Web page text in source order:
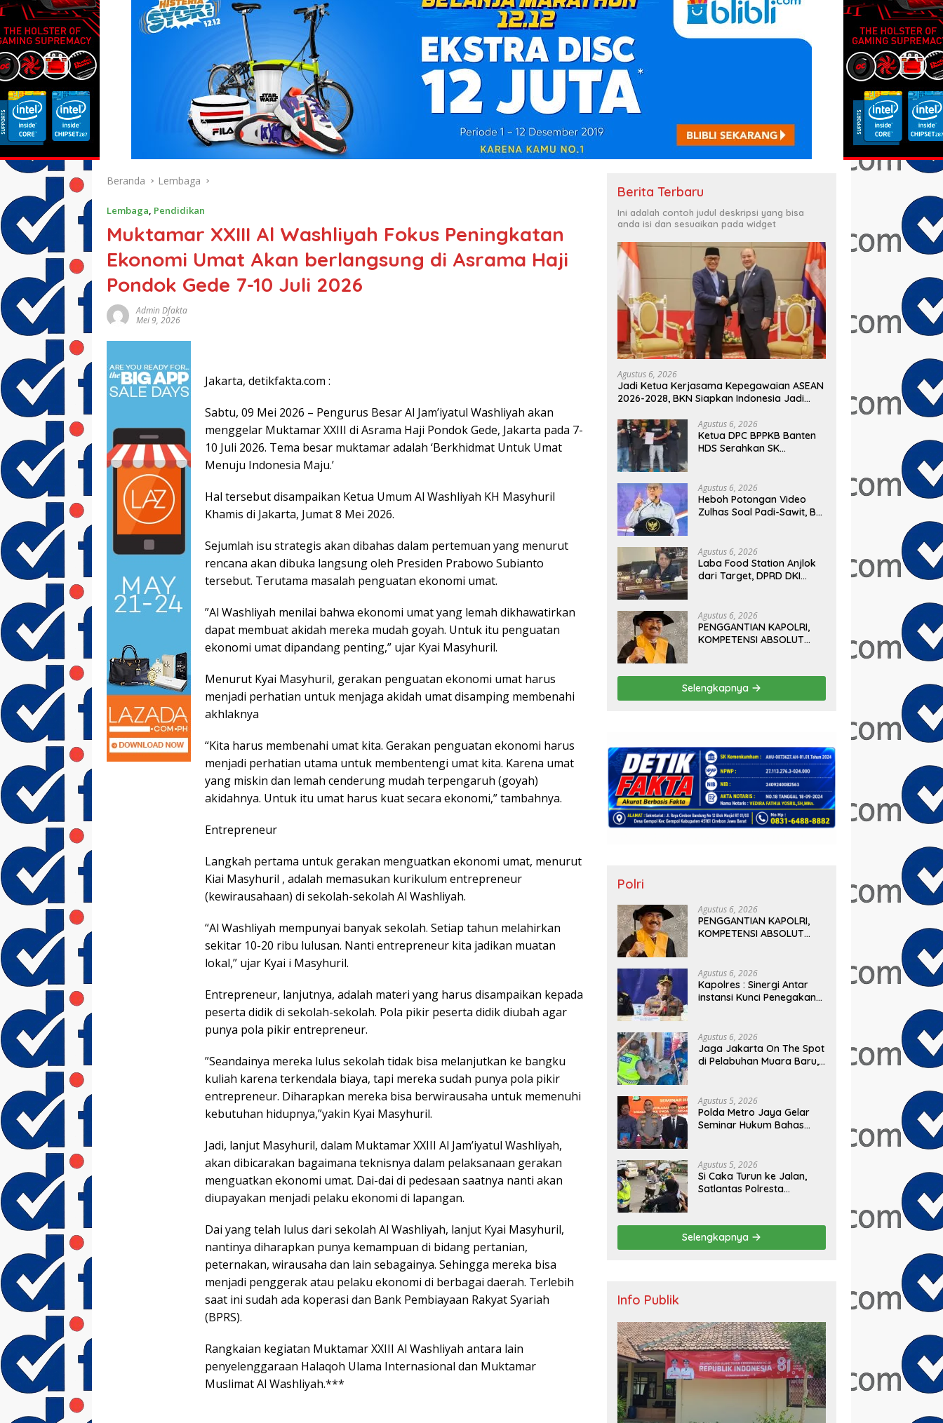
Beranda Lembaga
Lembaga, Pendidikan
Muktamar XXIII Al Washliyah Fokus Peningkatan
Ekonomi Umat Akan berlangsung di Asrama Haji
Pondok Gede 7-10 Juli 2026
Admin Dfakta
Mei 9, 2026
Jakarta, detikfakta.com :
Sabtu, 09 Mei 2026 – Pengurus Besar Al Jam’iyatul Washliyah akan
menggelar Muktamar XXIII di Asrama Haji Pondok Gede, Jakarta pada 7-
10 Juli 2026. Tema besar muktamar adalah ‘Berkhidmat Untuk Umat
Menuju Indonesia Maju.’
Hal tersebut disampaikan Ketua Umum Al Washliyah KH Masyhuril
Khamis di Jakarta, Jumat 8 Mei 2026.
Sejumlah isu strategis akan dibahas dalam pertemuan yang menurut
rencana akan dibuka langsung oleh Presiden Prabowo Subianto
tersebut. Terutama masalah penguatan ekonomi umat.
”Al Washliyah menilai bahwa ekonomi umat yang lemah dikhawatirkan
dapat membuat akidah mereka mudah goyah. Untuk itu penguatan
ekonomi umat dipandang penting,” ujar Kyai Masyhuril.
Menurut Kyai Masyhuril, gerakan penguatan ekonomi umat harus
menjadi perhatian untuk menjaga akidah umat disamping membenahi
akhlaknya
“Kita harus membenahi umat kita. Gerakan penguatan ekonomi harus
menjadi perhatian utama untuk membentengi umat kita. Karena umat
yang miskin dan lemah cenderung mudah terpengaruh (goyah)
akidahnya. Untuk itu umat harus kuat secara ekonomi,” tambahnya.
Entrepreneur
Langkah pertama untuk gerakan menguatkan ekonomi umat, menurut
Kiai Masyhuril , adalah memasukan kurikulum entrepreneur
(kewirausahaan) di sekolah-sekolah Al Washliyah.
“Al Washliyah mempunyai banyak sekolah. Setiap tahun melahirkan
sekitar 10-20 ribu lulusan. Nanti entrepreneur kita jadikan muatan
lokal,” ujar Kyai i Masyhuril.
Entrepreneur, lanjutnya, adalah materi yang harus disampaikan kepada
peserta didik di sekolah-sekolah. Pola pikir peserta didik diubah agar
punya pola pikir entrepreneur.
”Seandainya mereka lulus sekolah tidak bisa melanjutkan ke bangku
kuliah karena terkendala biaya, tapi mereka sudah punya pola pikir
entrepreneur. Diharapkan mereka bisa berwirausaha untuk memenuhi
kebutuhan hidupnya,”yakin Kyai Masyhuril.
Jadi, lanjut Masyhuril, dalam Muktamar XXIII Al Jam’iyatul Washliyah,
akan dibicarakan bagaimana teknisnya dalam pelaksanaan gerakan
menguatkan ekonomi umat. Dai-dai di pedesaan saatnya nanti akan
diupayakan menjadi pelaku ekonomi di lapangan.
Dai yang telah lulus dari sekolah Al Washliyah, lanjut Kyai Masyhuril,
nantinya diharapkan punya kemampuan di bidang pertanian,
peternakan, wirausaha dan lain sebagainya. Sehingga mereka bisa
menjadi penggerak atau pelaku ekonomi di berbagai daerah. Terlebih
saat ini sudah ada koperasi dan Bank Pembiayaan Rakyat Syariah
(BPRS).
Rangkaian kegiatan Muktamar XXIII Al Washliyah antara lain
penyelenggaraan Halaqoh Ulama Internasional dan Muktamar
Muslimat Al Washliyah.***
Berita Terbaru
Ini adalah contoh judul deskripsi yang bisa
anda isi dan sesuaikan pada widget
Agustus 6, 2026
Jadi Ketua Kerjasama Kepegawaian ASEAN
2026-2028, BKN Siapkan Indonesia Jadi
Agustus 6, 2026
Ketua DPC BPPKB Banten
HDS Serahkan SK
2026–2031
Agustus 6, 2026
Heboh Potongan Video
Zulhas Soal Padi-Sawit, BM
Disembunyikan
Agustus 6, 2026
Laba Food Station Anjlok
dari Target, DPRD DKI
Agustus 6, 2026
PENGGANTIAN KAPOLRI,
KOMPETENSI ABSOLUT
Selengkapnya
Polri
Agustus 6, 2026
PENGGANTIAN KAPOLRI,
KOMPETENSI ABSOLUT
Agustus 6, 2026
Kapolres : Sinergi Antar
instansi Kunci Penegakan
Tanjung Priok Gagalkan
Penyelundupan Harley-
Davidson Bekas.
Agustus 6, 2026
Jaga Jakarta On The Spot
di Pelabuhan Muara Baru,
Kamtibmas Bersama
Masyarakat
Agustus 5, 2026
Polda Metro Jaya Gelar
Seminar Hukum Bahas
KUHAP Baru
Agustus 5, 2026
Si Caka Turun ke Jalan,
Satlantas Polresta
Kecelakaan
Selengkapnya
Info Publik